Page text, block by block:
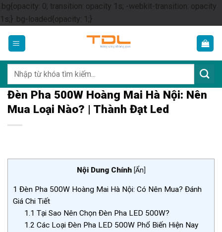
.bg{opacity: 0; transition: opacity 1s; -webkit-transition: opacity
1s;} .bg-loaded{opacity: 1;}Skip
content
kiếm:
Đèn Pha 500W Hoàng Mai Hà Nội: Nên
Mua Loại Nào? | Thành Đạt Led
Nội Dung Chính [Ẩn]
1 Đèn Pha 500W Hoàng Mai Hà Nội: Có Nên Mua? Đánh
Giá Chi Tiết
1.1 Tại Sao Nên Chọn Đèn Pha LED 500W?
1.2 Các Loại Đèn Pha LED 500W Phổ Biến Hiện Nay